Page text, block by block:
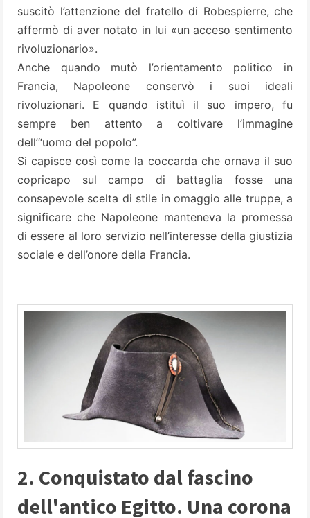
suscitò l’attenzione del fratello di Robespierre, che
affermò di aver notato in lui «un acceso sentimento
rivoluzionario».
Anche quando mutò l’orientamento politico in
Francia, Napoleone conservò i suoi ideali
rivoluzionari. E quando istituì il suo impero, fu
sempre ben attento a coltivare l’immagine
dell’“uomo del popolo”.
Si capisce così come la coccarda che ornava il suo
copricapo sul campo di battaglia fosse una
consapevole scelta di stile in omaggio alle truppe, a
significare che Napoleone manteneva la promessa
di essere al loro servizio nell’interesse della giustizia
sociale e dell’onore della Francia.
2. Conquistato dal fascino
dell'antico Egitto. Una corona